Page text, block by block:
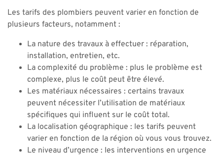
Les tarifs des plombiers peuvent varier en fonction de
plusieurs facteurs, notamment :
La nature des travaux à effectuer : réparation,
installation, entretien, etc.
La complexité du problème : plus le problème est
complexe, plus le coût peut être élevé.
Les matériaux nécessaires : certains travaux
peuvent nécessiter l’utilisation de matériaux
spécifiques qui influent sur le coût total.
La localisation géographique : les tarifs peuvent
varier en fonction de la région où vous vous trouvez.
Le niveau d’urgence : les interventions en urgence